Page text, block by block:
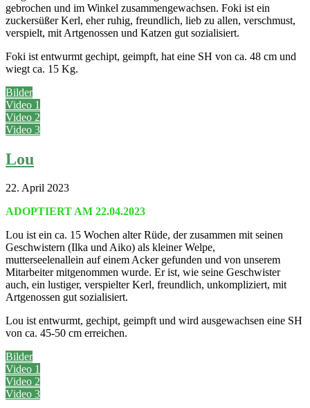
gebrochen und im Winkel zusammengewachsen. Foki ist ein
zuckersüßer Kerl, eher ruhig, freundlich, lieb zu allen, verschmust,
verspielt, mit Artgenossen und Katzen gut sozialisiert.
Foki ist entwurmt gechipt, geimpft, hat eine SH von ca. 48 cm und
wiegt ca. 15 Kg.
Bilder
Video 1
Video 2
Video 3
Lou
22. April 2023
ADOPTIERT AM 22.04.2023
Lou ist ein ca. 15 Wochen alter Rüde, der zusammen mit seinen
Geschwistern (Ilka und Aiko) als kleiner Welpe,
mutterseelenallein auf einem Acker gefunden und von unserem
Mitarbeiter mitgenommen wurde. Er ist, wie seine Geschwister
auch, ein lustiger, verspielter Kerl, freundlich, unkompliziert, mit
Artgenossen gut sozialisiert.
Lou ist entwurmt, gechipt, geimpft und wird ausgewachsen eine SH
von ca. 45-50 cm erreichen.
Bilder
Video 1
Video 2
Video 3